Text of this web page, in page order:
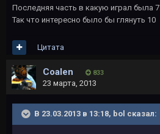
Последняя часть в какую играл была
Так что интересно было бы глянуть 10
Цитата
Coalen 833
23 марта, 2013
В 23.03.2013 в 13:18, bol сказал: